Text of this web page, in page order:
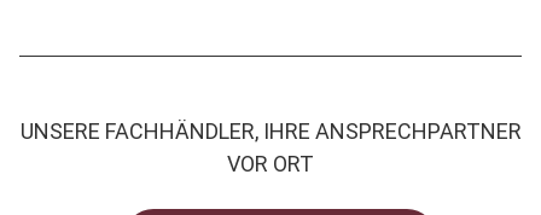
UNSERE FACHHÄNDLER, IHRE ANSPRECHPARTNER
VOR ORT